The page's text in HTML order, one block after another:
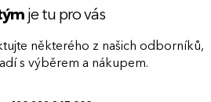
je tu pro vás
některého z našich odborníků,
s výběrem a nákupem.